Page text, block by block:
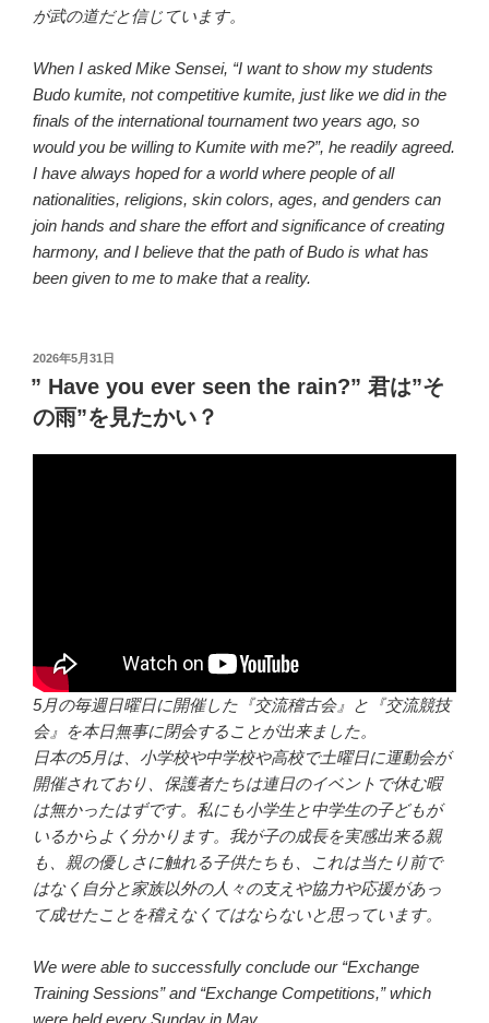
が武の道だと信じています。
When I asked Mike Sensei, “I want to show my students
Budo kumite, not competitive kumite, just like we did in the
finals of the international tournament two years ago, so
would you be willing to Kumite with me?”, he readily agreed.
I have always hoped for a world where people of all
nationalities, religions, skin colors, ages, and genders can
join hands and share the effort and significance of creating
harmony, and I believe that the path of Budo is what has
been given to me to make that a reality.
投
稿
2026年5月31日
” Have you ever seen the rain?” 君は”そ
の雨”を見たかい？
5月の毎週日曜日に開催した『交流稽古会』と『交流競技
会』を本日無事に閉会することが出来ました。
日本の5月は、小学校や中学校や高校で土曜日に運動会が
開催されており、保護者たちは連日のイベントで休む暇
は無かったはずです。私にも小学生と中学生の子どもが
いるからよく分かります。我が子の成長を実感出来る親
も、親の優しさに触れる子供たちも、これは当たり前で
はなく自分と家族以外の人々の支えや協力や応援があっ
て成せたことを稽えなくてはならないと思っています。
We were able to successfully conclude our “Exchange
Training Sessions” and “Exchange Competitions,” which